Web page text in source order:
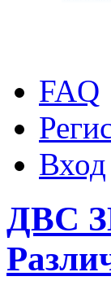
FAQ
Вход
ДВС